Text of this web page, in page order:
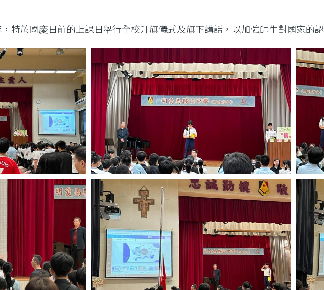
特於國慶日前的上課日舉行全校升旗儀式及旗下講話，以加強師生對國家的